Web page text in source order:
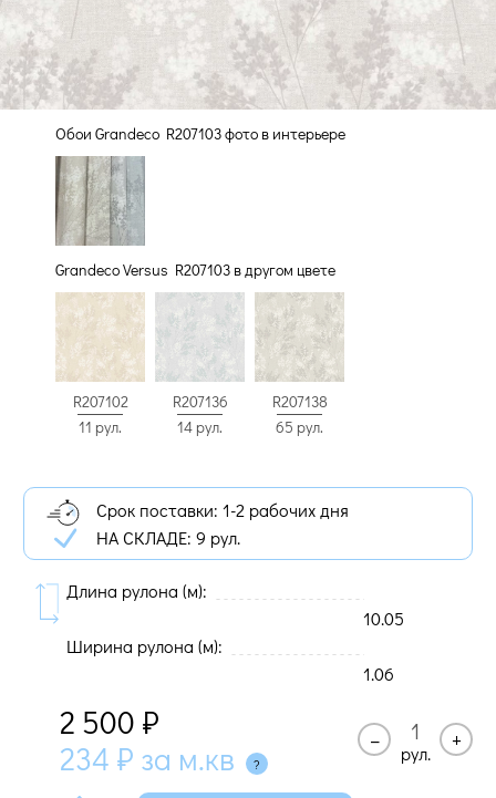
Обои Grandeco R207103 фото в интерьере
Grandeco Versus R207103 в другом цвете
R207102
11 рул.
R207136
14 рул.
R207138
65 рул.
Срок поставки: 1-2 рабочих дня
НА СКЛАДЕ: 9 рул.
Длина рулона (м):
10.05
Ширина рулона (м):
1.06
2 500 ₽
234 ₽ за м.кв –
рул.
+